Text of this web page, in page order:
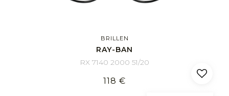
BRILLEN
RAY-BAN
RX 7140 2000 51/20
118 €